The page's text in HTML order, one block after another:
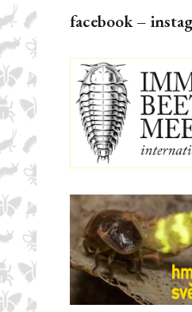
facebook–